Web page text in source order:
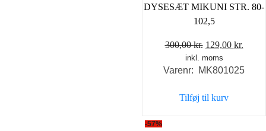
DYSESÆT MIKUNI STR. 80-
102,5
300,00kr. Den
oprindelige
pris
300,00 kr..
129,00 kr.
pris
inkl. moms
Varenr: MK801025
Tilføj til kurv
-57%